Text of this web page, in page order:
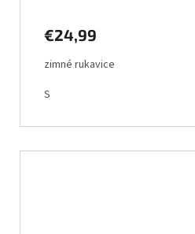
€24,99
zimné rukavice
S